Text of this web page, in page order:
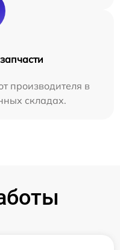
производителя в
складах.